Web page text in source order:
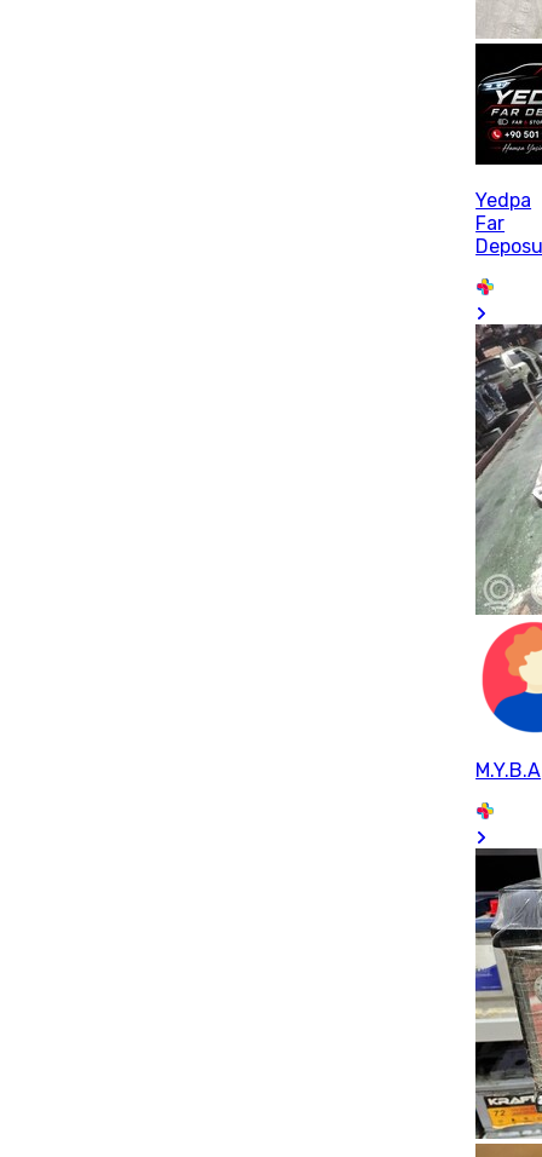
Yedpa
Far
M.Y.B.A